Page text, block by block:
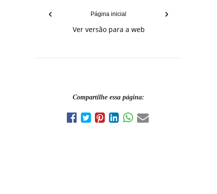
‹ ›
Página inicial
Ver versão para a web
Compartilhe essa página: